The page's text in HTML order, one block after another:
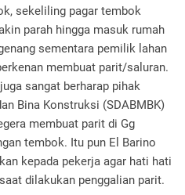
sekeliling pagar tembok
parah hingga masuk rumah
sementara pemilik lahan
membuat parit/saluran.
sangat berharap pihak
Bina Konstruksi (SDABMBK)
membuat parit di Gg
tembok. Itu pun El Barino
kepada pekerja agar hati hati
dilakukan penggalian parit.